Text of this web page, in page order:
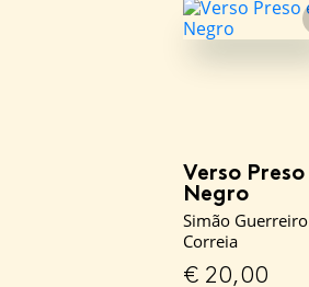
Verso Preso
Negro
Simão Guerreiro
Correia
€20,00